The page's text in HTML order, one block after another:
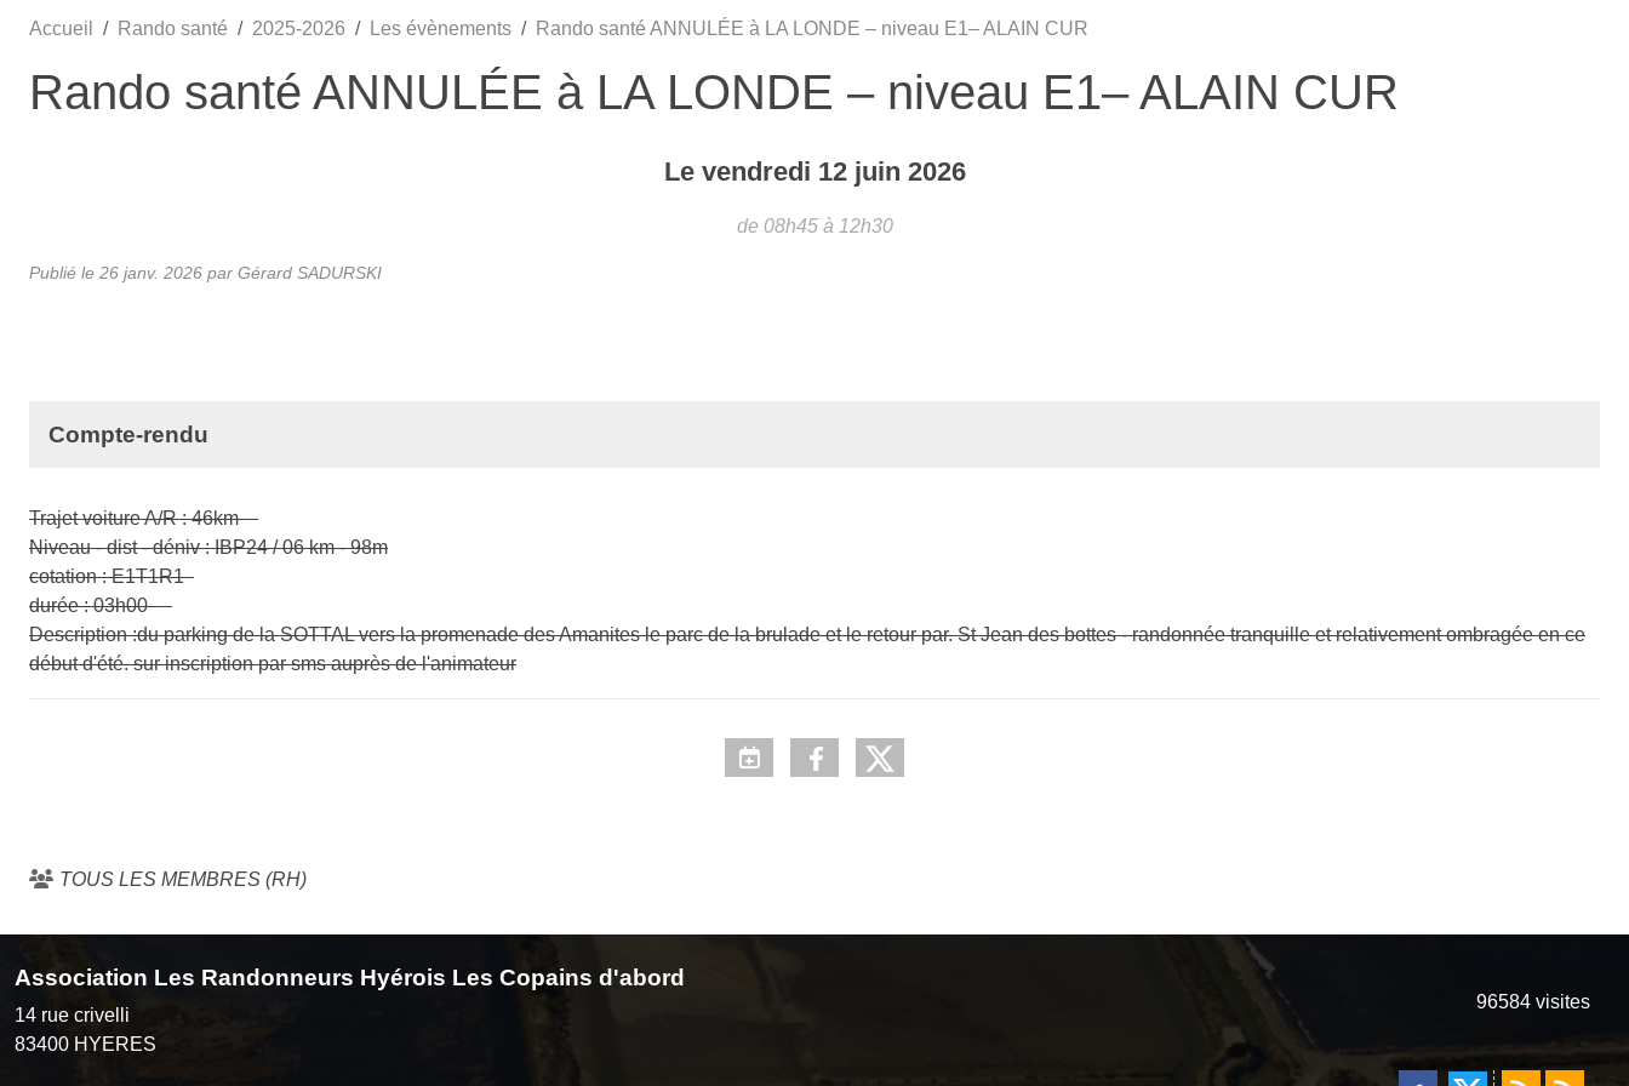
Accueil Rando santé 2025-2026 Les évènements Rando santé ANNULÉE à LA LONDE – niveau E1– ALAIN CUR
Rando santé ANNULÉE à LA LONDE – niveau E1– ALAIN CUR
Le vendredi 12 juin 2026
de 08h45 à 12h30
Publié le 26 janv. 2026 par Gérard SADURSKI
Compte-rendu
Trajet voiture A/R : 46km
Niveau - dist - déniv : IBP24 / 06 km - 98m
cotation : E1T1R1
durée : 03h00
Description :du parking de la SOTTAL vers la promenade des Amanites le parc de la brulade et le retour par. St Jean des bottes - randonnée tranquille et relativement ombragée en ce
début d'été. sur inscription par sms auprès de l'animateur
TOUS LES MEMBRES (RH)
Association Les Randonneurs Hyérois Les Copains d'abord
14 rue crivelli
83400 HYERES
96584 visites